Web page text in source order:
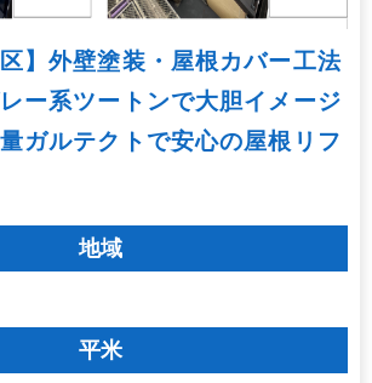
区】外壁塗装・屋根カバー工法
ー系ツートンで大胆イメージ
ガルテクトで安心の屋根リフ
地域
平米